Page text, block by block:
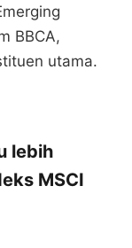
BBCA,
utama.
lebih
MSCI